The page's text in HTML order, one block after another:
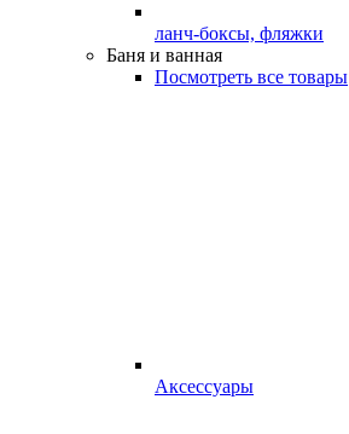
ланч-боксы, фляжки
Баня и ванная
Посмотреть все товары
Аксессуары